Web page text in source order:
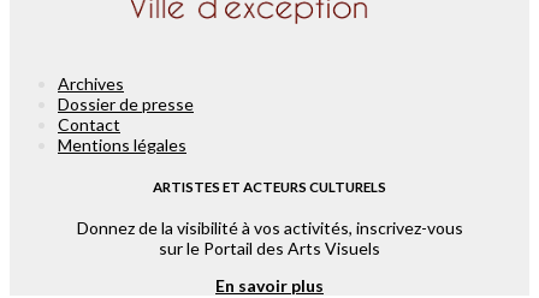
Archives
Dossier de presse
Contact
Mentions légales
ARTISTES ET ACTEURS CULTURELS
Donnez de la visibilité à vos activités, inscrivez-vous
sur le Portail des Arts Visuels
En savoir plus